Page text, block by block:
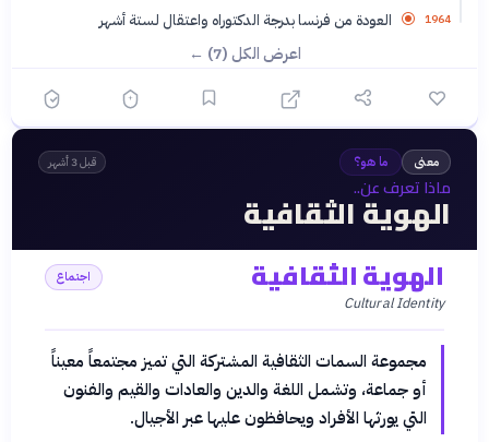
1964 العودة من فرنسا بدرجة الدكتوراه واعتقال لستة أشهر
اعرض الكل (7) ←
معنى ما هو؟ قبل 3 أشهر
ماذا تعرف عن..
الهوية الثقافية
الهوية الثقافية
Cultural Identity
اجتماع
مجموعة السمات الثقافية المشتركة التي تميز مجتمعاً معيناً
أو جماعة، وتشمل اللغة والدين والعادات والقيم والفنون
التي يورثها الأفراد ويحافظون عليها عبر الأجيال.